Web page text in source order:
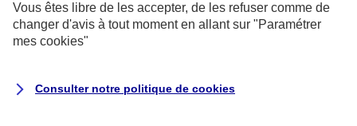
Siège social :
8-10, rue Paul Vaillant Couturier
Vous êtes libre de les accepter, de les refuser comme de
changer d'avis à tout moment en allant sur "Paramétrer
mes cookies"
Consulter notre politique de cookies